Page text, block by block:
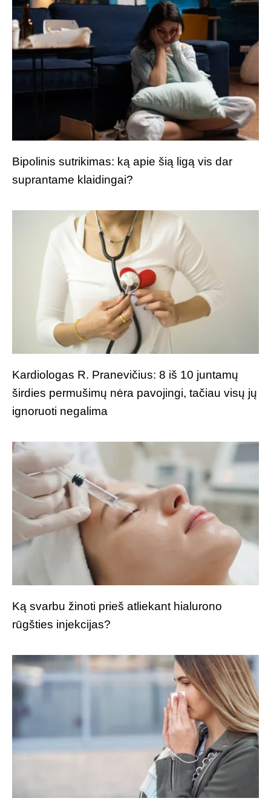
Bipolinis sutrikimas: ką apie šią ligą vis dar
suprantame klaidingai?
Kardiologas R. Pranevičius: 8 iš 10 juntamų
širdies permušimų nėra pavojingi, tačiau visų jų
ignoruoti negalima
Ką svarbu žinoti prieš atliekant hialurono
rūgšties injekcijas?